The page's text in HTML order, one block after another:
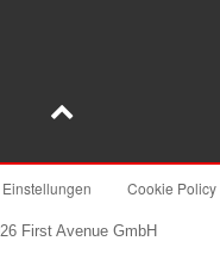
Cookie Policy
First Avenue GmbH